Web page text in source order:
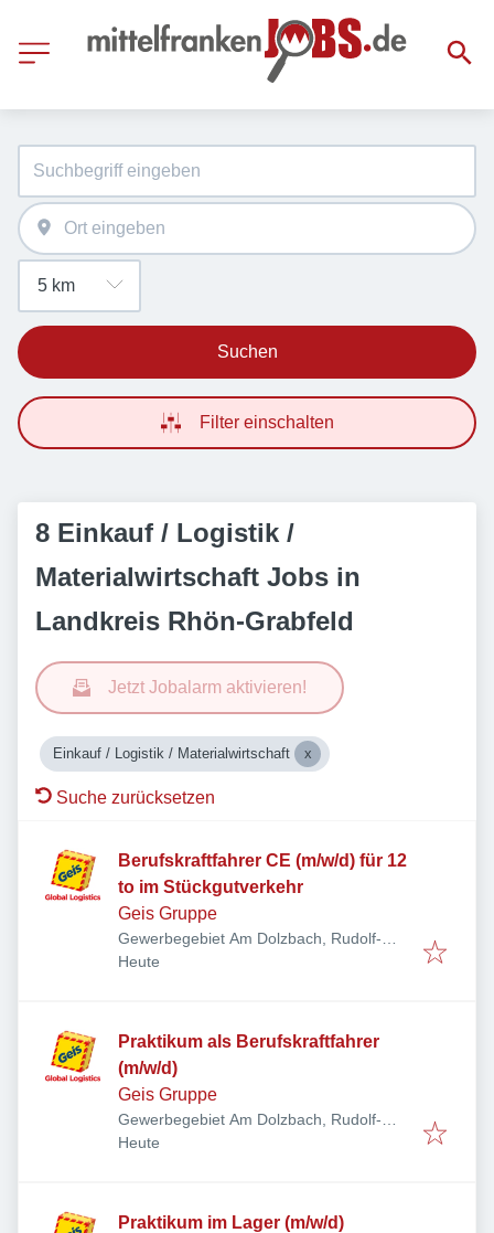
Suchen
Filter einschalten
8 Einkauf / Logistik /
Materialwirtschaft Jobs in
Landkreis Rhön-Grabfeld
Jetzt Jobalarm aktivieren!
Einkauf / Logistik / Materialwirtschaft
Suche zurücksetzen
Berufskraftfahrer CE (m/w/d) für 12
to im Stückgutverkehr
Geis Gruppe
Gewerbegebiet Am Dolzbach, Rudolf-
Diesel-Ring 24, 97616 Bad Neustadt an
Veröffentlicht
Heute
Praktikum als Berufskraftfahrer
(m/w/d)
Geis Gruppe
Gewerbegebiet Am Dolzbach, Rudolf-
Diesel-Ring 24, 97616 Bad Neustadt an
Veröffentlicht
Heute
Praktikum im Lager (m/w/d)